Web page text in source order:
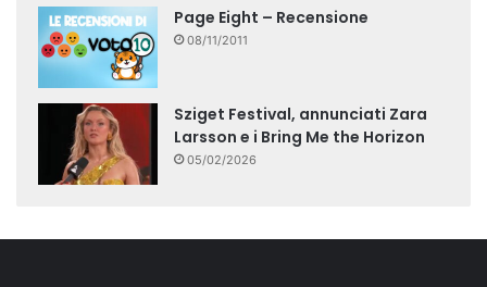
Page Eight – Recensione
08/11/2011
Sziget Festival, annunciati Zara
Larsson e i Bring Me the Horizon
05/02/2026